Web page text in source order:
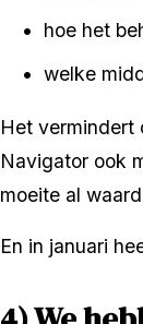
hoe het
welke
Het vermindert
Navigator ook
moeite al
En in januari